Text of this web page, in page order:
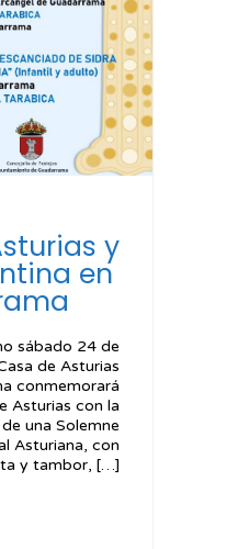
y
en
sábado 24 de
de Asturias
conmemorará
Asturias con la
una Solemne
Asturiana, con
y tambor, […]